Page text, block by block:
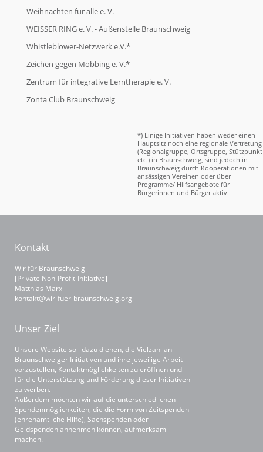
Weihnachten für alle e. V.
WEISSER RING e. V. - Außenstelle Braunschweig
Whistleblower-Netzwerk e.V.*
Zeichen gegen Mobbing e. V.*
Zentrum für integrative Lerntherapie e. V.
Zonta Club Braunschweig
*) Einige Initiativen haben weder einen
Hauptsitz noch eine regionale Vertretung
(Regionalgruppe, Ortsgruppe, Stützpunkt
etc.) in Braunschweig, sind jedoch in
Braunschweig durch Kooperationen mit
ansässigen Vereinen oder über
Programme/ Hilfsangebote für
Bürgerinnen und Bürger aktiv.
Kontakt
Wir für Braunschweig
[Private Non-Profit-Initiative]
Matthias Marx
kontakt@wir-fuer-braunschweig.org
Unser Ziel
Unsere Website soll dazu dienen, die Vielzahl an
Braunschweiger Initiativen und ihre jeweilige Arbeit
vorzustellen, Kontaktmöglichkeiten zu eröffnen und
für die Unterstützung und Förderung dieser Initiativen
zu werben.
Außerdem möchten wir auf die unterschiedlichen
Spendenmöglichkeiten, die die Form von Zeitspenden
(ehrenamtliche Hilfe), Sachspenden oder
Geldspenden annehmen können, aufmerksam
machen.